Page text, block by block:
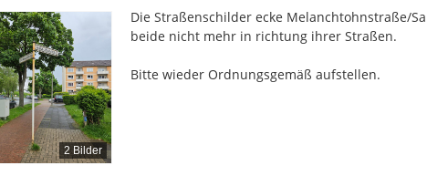
2 Bilder
Die Straßenschilder ecke Melanchtohnstraße/
beide nicht mehr in richtung ihrer Straßen.
Bitte wieder Ordnungsgemäß aufstellen.